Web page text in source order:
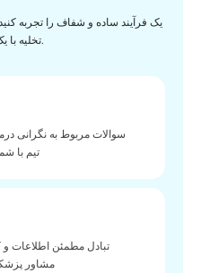
یک فرآیند ساده و شفاف را تجربه
تخلیه با یک روند آسان و روان موفقیت آمیز کنید.
سوالات مربوط به نگرانی
تیم با
تبادل مطمئن اطلاعات
مشاور